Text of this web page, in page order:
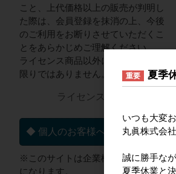
こと、上代価格以上の販売が判明し
た際は、会員登録を抹消の上、今後
のご利用をお断りさせていただくこ
とをあらかじめご理解ください。
ライセンス商品以外についてはこの
限りではありません。
ライセンス一覧▼
◆ 個人のお客様へ
※このサイトは企業様向けのサイト
になります。
重要 夏季
いつも大変
丸眞株式会
誠に勝手な
夏季休業と